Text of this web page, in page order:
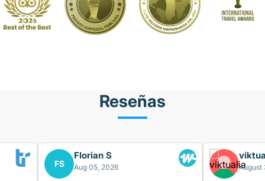
Reseñas
FS
Florian S
Aug 05, 2026 August